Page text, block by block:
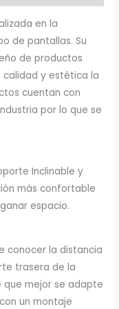
en la
de pantallas. Su
de productos
calidad y estética la
cuentan con
por lo que se
Inclinable y
más confortable
espacio.
conocer la distancia
trasera de la
mejor se adapte
un montaje